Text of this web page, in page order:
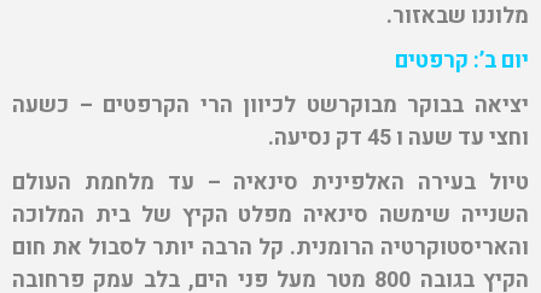
מלוננו שבאזור.
יום ב’: קרפטים
יציאה בבוקר מבוקרשט לכיוון הרי הקרפטים – כשעה
וחצי עד שעה ו 45 דק נסיעה.
טיול בעירה האלפינית סינאיה – עד מלחמת העולם
השנייה שימשה סינאיה מפלט הקיץ של בית המלוכה
והאריסטוקרטיה הרומנית. קל הרבה יותר לסבול את חום
הקיץ בגובה 800 מטר מעל פני הים, בלב עמק פרחובה